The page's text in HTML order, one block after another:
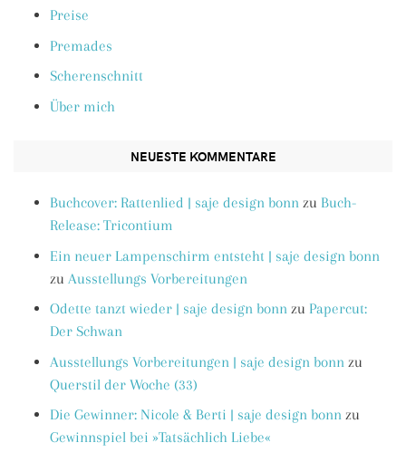
Preise
Premades
Scherenschnitt
Über mich
NEUESTE KOMMENTARE
Buchcover: Rattenlied | saje design bonn zu Buch-
Release: Tricontium
Ein neuer Lampenschirm entsteht | saje design bonn
zu Ausstellungs Vorbereitungen
Odette tanzt wieder | saje design bonn zu Papercut:
Der Schwan
Ausstellungs Vorbereitungen | saje design bonn zu
Querstil der Woche (33)
Die Gewinner: Nicole & Berti | saje design bonn zu
Gewinnspiel bei »Tatsächlich Liebe«